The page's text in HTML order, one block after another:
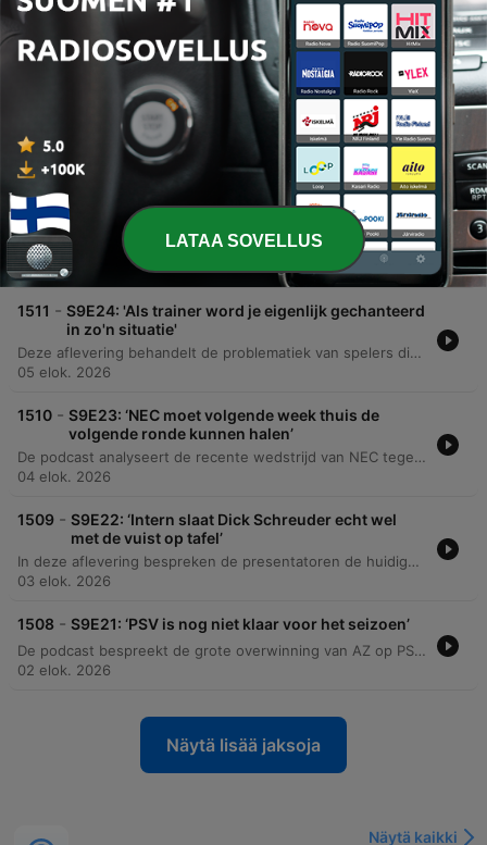
00:39:45 · De presentator reflecteert op de
ironie van PSV die een verdediger van Ajax zou
kunnen aantrekken.
Jaksot
1512 - S9E25: 'Je kreeg het gevoel dat Godts een
afscheidswissel kreeg bij Ajax'
Deze aflevering analyseert de Europese voorrondes van Ajax en FC Twente, met aandacht voor individuele prestaties en transfergeruchten. Daarnaast wordt de politieke situatie binnen de FIFA onder Gianni Infantino kritisch besproken in relatie tot de standpunten van de UEFA en KNVB. Verder verschuift de focus naar de Keuken Kampioens Divisie en de Eredivisie, waarbij de dynamiek van jonge trainers, clubdoelstellingen en de titelstrijd centraal staan. De podcast sluit af met een blik op degradatiekandidaten, transfermogelijkheden zoals Jordi Diens naar PSV en een quizvraag over coach Peter Vermeulen.
06 elok. 2026
1511 - S9E24: 'Als trainer word je eigenlijk gechanteerd
in zo'n situatie'
Deze aflevering behandelt de problematiek van spelers die hun motivatie verliezen tijdens transferperiodes, met de casus Sano als voorbeeld, en analyseert de transferstrategieën van Ajax en PSV. Daarnaast wordt ingegaan op de noodzaak voor versterking in de defensie van PSV en de uitdagingen bij FC Twente rondom de spitsenpositie en de keeper. Verder bespreken we de transfer van Mo Salah naar Turkije, de speculaties rondom Louis van Gaal als bondscoach en de kritiek op de visie van de KNVB. De podcast sluit af met een blik op de Europese loting voor FC Twente en enkele persoonlijke anekdotes.
05 elok. 2026
1510 - S9E23: ‘NEC moet volgende week thuis de
volgende ronde kunnen halen’
De podcast analyseert de recente wedstrijd van NEC tegen Olympiacos, waarbij de focus ligt op de fysieke strijd en de kansen voor de returnwedstrijd. Daarnaast wordt de transferstrategie van PSV besproken, specifiek de komst van Kodai Sano en Kostić om de selectie te versterken. Verder wordt ingegaan op het transfernieuws rondom Ajax, AZ en Twente, met speciale aandacht voor de komst van Julian Brandt naar Ajax en het nieuwe financiële beleid onder technisch directeur Cruijff. Tot slot bespreken de hosts de transferdynamiek tussen grote Nederlandse clubs en het belang van talentontwikkeling bij Ajax.
04 elok. 2026
1509 - S9E22: ‘Intern slaat Dick Schreuder echt wel
met de vuist op tafel’
In deze aflevering bespreken de presentatoren de huidige situatie bij NEC, met een focus op de verdedigingsproblematiek en de krappe selectie voor de Champions League-voorronde tegen Olympiacos. Daarnaast wordt ingegaan op de transferstatus van de club, de impact van Dusan Tadic en de mogelijke interesse van PSV in Sano.
03 elok. 2026
1508 - S9E21: ‘PSV is nog niet klaar voor het seizoen’
De podcast bespreekt de grote overwinning van AZ op PSV met 0-4, waarbij de rode kaart voor Joey Veerman en de transferstrategie van PSV centraal staan. Daarnaast wordt ingegaan op de transferstatus van AZ-spelers en de noodzaak voor versterkingen bij PSV om de concurrentie met Ajax aan te kunnen. Verder worden de sportieve en financiële uitdagingen voor de topclubs in de Eredivisie geanalyseerd, met specifieke aandacht voor de strijd om Champions League-plekken. De aflevering behandelt ook de reputatie van FIFA-president Infantino en sluit af met een quizvraag over de Johan Cruijffschaal.
02 elok. 2026
Näytä lisää jaksoja
Näytä kaikki
LATAA SOVELLUS